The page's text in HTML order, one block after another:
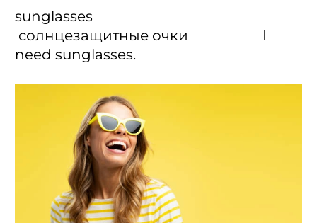
sunglasses
солнцезащитные очки I
need sunglasses.